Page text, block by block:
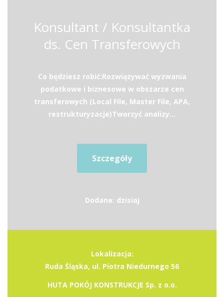
Konsultant / Konsultantka
ds. Cen Transferowych
Co będziesz robić:Rozwiązywać wyzwania
podatkowe i biznesowe w obszarze cen
transferowych (Local File, Master File, APA,
restrukturyzacje)Tworzyć analizy...
Szczegóły
Dodane: dzisiaj
Lokalizacja:
Ruda Śląska, ul. Piotra Niedurnego 56
HUTA POKÓJ KONSTRUKCJE Sp. z o.o.